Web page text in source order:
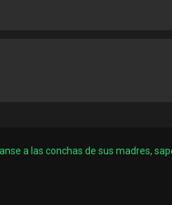
a las conchas de sus madres,